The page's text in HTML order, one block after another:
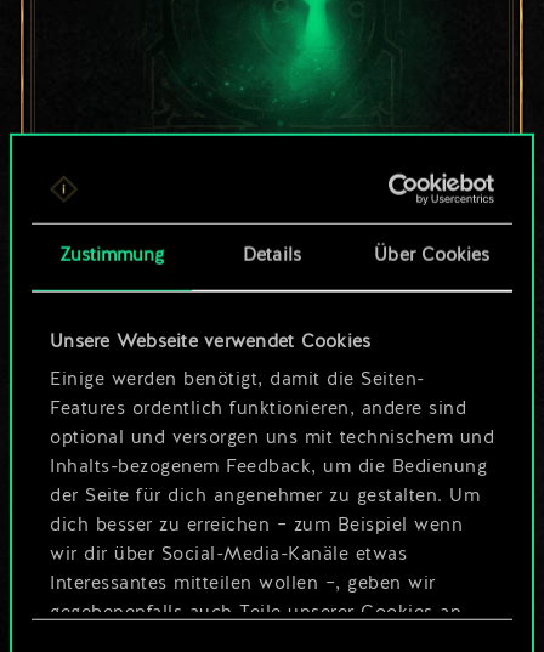
Zustimmung Details Über Cookies
Unsere Webseite verwendet Cookies
Einige werden benötigt, damit die Seiten-
Features ordentlich funktionieren, andere sind
optional und versorgen uns mit technischem und
Inhalts-bezogenem Feedback, um die Bedienung
der Seite für dich angenehmer zu gestalten. Um
dich besser zu erreichen – zum Beispiel wenn
wir dir über Social-Media-Kanäle etwas
Interessantes mitteilen wollen –, geben wir
gegebenenfalls auch Teile unserer Cookies an
Bis jetzt ist dies nur
ein geteilter Satz
Wo es doch so viel
mehr sein kann!
Deck benennen und Leitfaden
Deck bearbeiten